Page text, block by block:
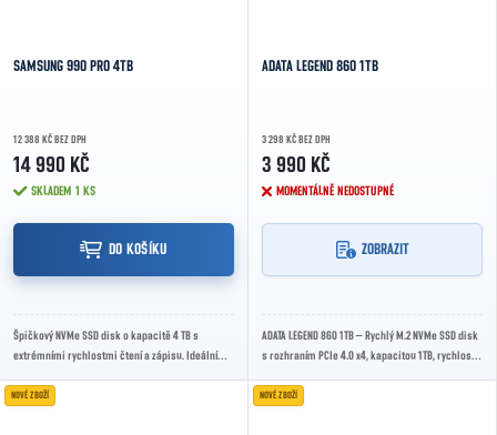
SAMSUNG 990 PRO 4TB
12 388 KČ BEZ DPH
14 990 KČ
SKLADEM 1 KS
DO KOŠÍKU
Špičkový NVMe SSD disk o kapacitě 4 TB s
extrémními rychlostmi čtení a zápisu. Ideální
ADATA LEGEND 860 1TB
3 298 KČ BEZ DPH
3 990 KČ
MOMENTÁLNĚ NEDOSTUPNÉ
ZOBRAZIT
ADATA LEGEND 860 1TB – Rychlý M.2 NVMe SSD disk
s rozhraním PCIe 4.0 x4, kapacitou 1TB, rychlostí
NOVÉ ZBOŽÍ NOVÉ ZBOŽÍ